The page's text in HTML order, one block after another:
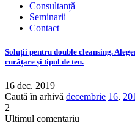
Consultanță
Seminarii
Contact
Soluții pentru double cleansing.
curățare și tipul de ten.
16 dec. 2019
Caută în arhivă decembrie 16,
2
Ultimul comentariu